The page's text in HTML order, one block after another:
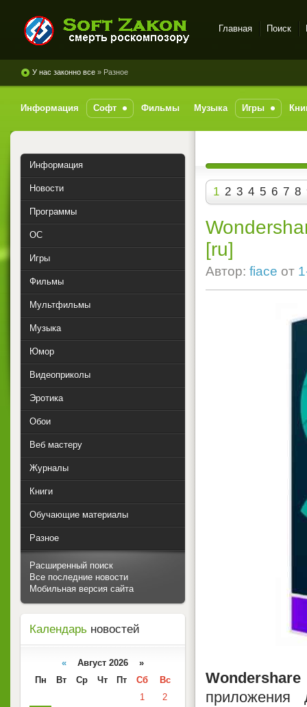
игры, музыку с
файлообменников
бесплатно
Главная Поиск
У нас законно все » Разное
Информация Софт Фильмы Музыка Игры
1 2 3 4 5 6 7 8
[ru]
Автор: fiace от
Информация
Новости
Программы
ОС
Игры
Фильмы
Мультфильмы
Музыка
Юмор
Видеоприколы
Эротика
Обои
Веб мастеру
Журналы
Книги
Обучающие материалы
Разное
Расширенный поиск
Все последние новости
Мобильная версия сайта
Календарь новостей
« Август 2026 »
Пн
Вт Ср Чт Пт Сб
Вс
1
2